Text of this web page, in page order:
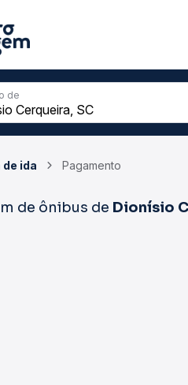
de
ida Pagamento
de ônibus de Dionísio